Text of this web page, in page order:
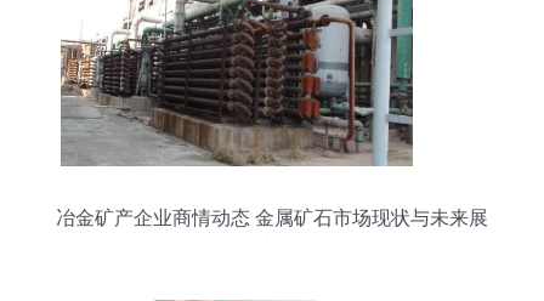
冶金矿产企业商情动态 金属矿石市场现状与未来展